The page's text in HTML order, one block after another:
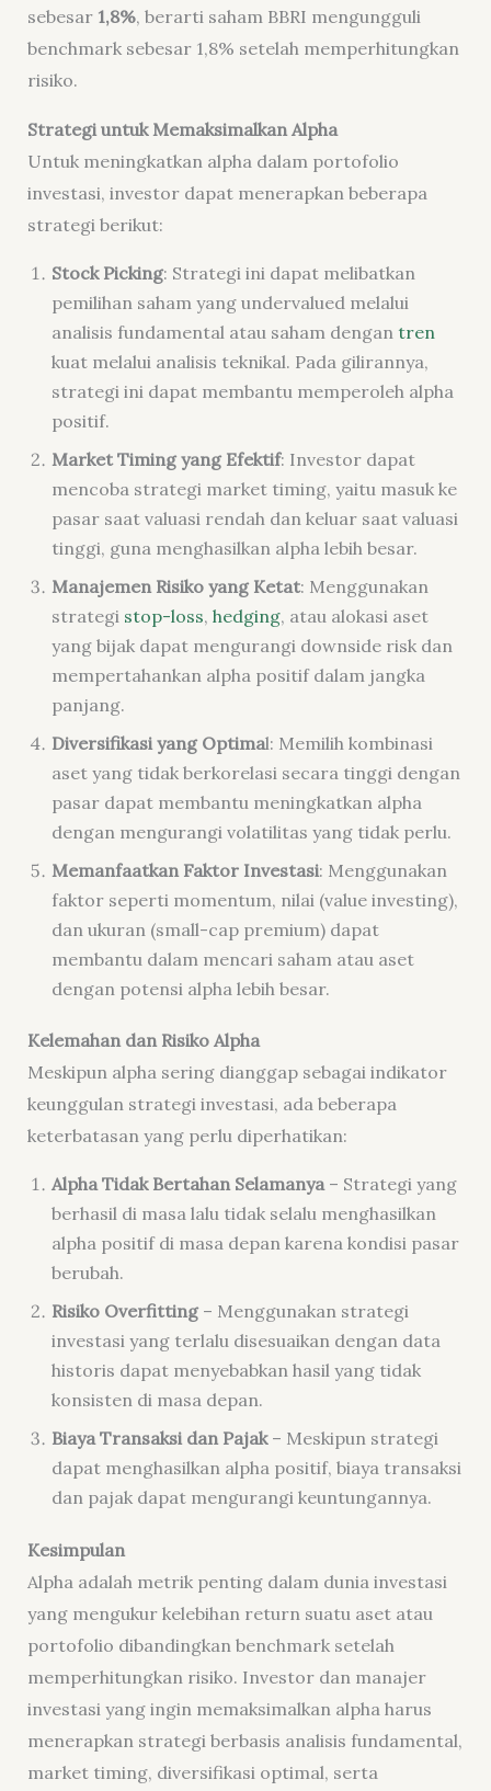
sebesar 1,8%, berarti saham BBRI mengungguli
benchmark sebesar 1,8% setelah memperhitungkan
risiko.
Strategi untuk Memaksimalkan Alpha
Untuk meningkatkan alpha dalam portofolio
investasi, investor dapat menerapkan beberapa
strategi berikut:
Stock Picking: Strategi ini dapat melibatkan
pemilihan saham yang undervalued melalui
analisis fundamental atau saham dengan tren
kuat melalui analisis teknikal. Pada gilirannya,
strategi ini dapat membantu memperoleh alpha
positif.
Market Timing yang Efektif: Investor dapat
mencoba strategi market timing, yaitu masuk ke
pasar saat valuasi rendah dan keluar saat valuasi
tinggi, guna menghasilkan alpha lebih besar.
Manajemen Risiko yang Ketat: Menggunakan
strategi stop-loss, hedging, atau alokasi aset
yang bijak dapat mengurangi downside risk dan
mempertahankan alpha positif dalam jangka
panjang.
Diversifikasi yang Optimal: Memilih kombinasi
aset yang tidak berkorelasi secara tinggi dengan
pasar dapat membantu meningkatkan alpha
dengan mengurangi volatilitas yang tidak perlu.
Memanfaatkan Faktor Investasi: Menggunakan
faktor seperti momentum, nilai (value investing),
dan ukuran (small-cap premium) dapat
membantu dalam mencari saham atau aset
dengan potensi alpha lebih besar.
Kelemahan dan Risiko Alpha
Meskipun alpha sering dianggap sebagai indikator
keunggulan strategi investasi, ada beberapa
keterbatasan yang perlu diperhatikan:
Alpha Tidak Bertahan Selamanya– Strategi yang
berhasil di masa lalu tidak selalu menghasilkan
alpha positif di masa depan karena kondisi pasar
berubah.
Risiko Overfitting– Menggunakan strategi
investasi yang terlalu disesuaikan dengan data
historis dapat menyebabkan hasil yang tidak
konsisten di masa depan.
Biaya Transaksi dan Pajak– Meskipun strategi
dapat menghasilkan alpha positif, biaya transaksi
dan pajak dapat mengurangi keuntungannya.
Kesimpulan
Alpha adalah metrik penting dalam dunia investasi
yang mengukur kelebihan return suatu aset atau
portofolio dibandingkan benchmark setelah
memperhitungkan risiko. Investor dan manajer
investasi yang ingin memaksimalkan alpha harus
menerapkan strategi berbasis analisis fundamental,
market timing, diversifikasi optimal, serta